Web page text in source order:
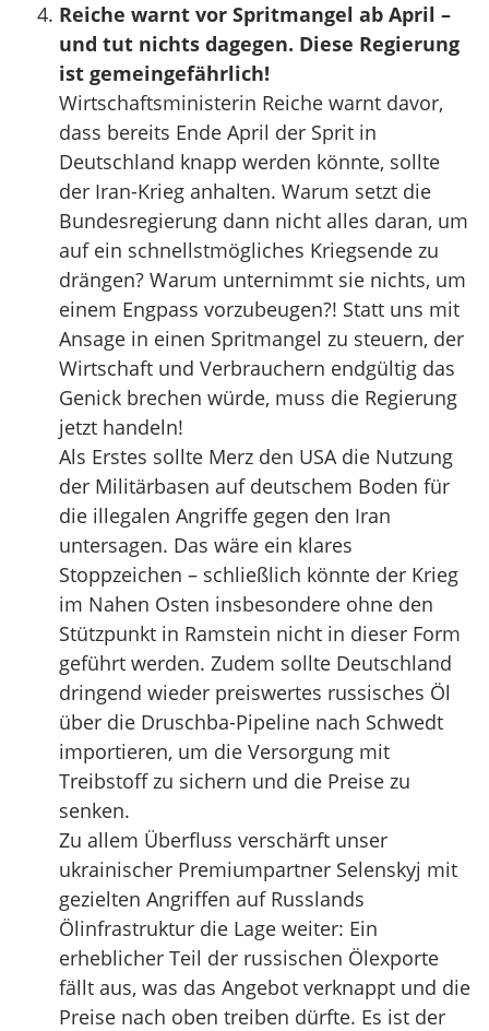
Reiche warnt vor Spritmangel ab April –
und tut nichts dagegen. Diese Regierung
ist gemeingefährlich!
Wirtschaftsministerin Reiche warnt davor,
dass bereits Ende April der Sprit in
Deutschland knapp werden könnte, sollte
der Iran-Krieg anhalten. Warum setzt die
Bundesregierung dann nicht alles daran, um
auf ein schnellstmögliches Kriegsende zu
drängen? Warum unternimmt sie nichts, um
einem Engpass vorzubeugen?! Statt uns mit
Ansage in einen Spritmangel zu steuern, der
Wirtschaft und Verbrauchern endgültig das
Genick brechen würde, muss die Regierung
jetzt handeln!
Als Erstes sollte Merz den USA die Nutzung
der Militärbasen auf deutschem Boden für
die illegalen Angriffe gegen den Iran
untersagen. Das wäre ein klares
Stoppzeichen – schließlich könnte der Krieg
im Nahen Osten insbesondere ohne den
Stützpunkt in Ramstein nicht in dieser Form
geführt werden. Zudem sollte Deutschland
dringend wieder preiswertes russisches Öl
über die Druschba-Pipeline nach Schwedt
importieren, um die Versorgung mit
Treibstoff zu sichern und die Preise zu
senken.
Zu allem Überfluss verschärft unser
ukrainischer Premiumpartner Selenskyj mit
gezielten Angriffen auf Russlands
Ölinfrastruktur die Lage weiter: Ein
erheblicher Teil der russischen Ölexporte
fällt aus, was das Angebot verknappt und die
Preise nach oben treiben dürfte. Es ist der